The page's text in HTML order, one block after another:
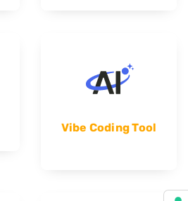
Vibe Coding Tool